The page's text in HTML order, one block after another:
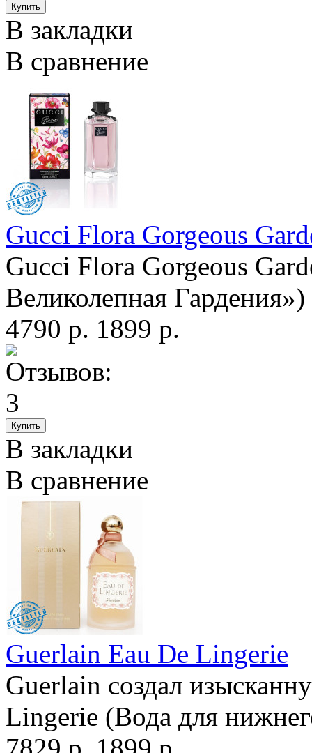
В закладки
В сравнение
Gucci Flora Gorgeous
Gucci Flora Gorgeous
Великолепная
4790 р. 1899 р.
В закладки
В сравнение
Guerlain Eau De Lingerie
Guerlain создал
Lingerie (Вода для